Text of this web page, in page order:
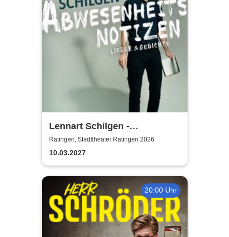
Lennart Schilgen -
Abwesenheitsnotizen
Ratingen, Stadttheater Ratingen 2026
10.03.2027
20:00 Uhr